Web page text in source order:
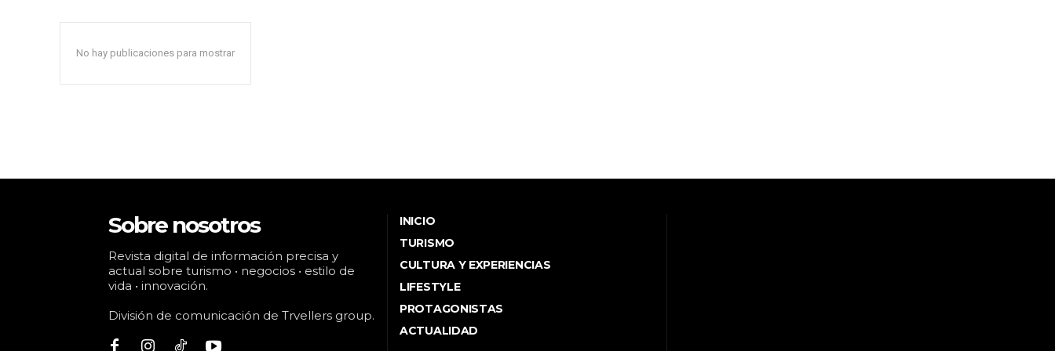
No hay publicaciones para mostrar
Sobre nosotros
Revista digital de información precisa y
actual sobre turismo • negocios • estilo de
vida • innovación.
División de comunicación de Trvellers group.
INICIO
TURISMO
CULTURA Y EXPERIENCIAS
LIFESTYLE
PROTAGONISTAS
ACTUALIDAD